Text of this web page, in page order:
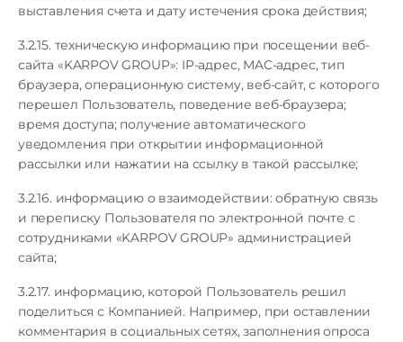
выставления счета и дату истечения срока действия;
3.2.15. техническую информацию при посещении веб-
сайта «KARPOV GROUP»: IP-адрес, MAC-адрес, тип
браузера, операционную систему, веб-сайт, с которого
перешел Пользователь, поведение веб-браузера;
время доступа; получение автоматического
уведомления при открытии информационной
рассылки или нажатии на ссылку в такой рассылке;
3.2.16. информацию о взаимодействии: обратную связь
и переписку Пользователя по электронной почте с
сотрудниками «KARPOV GROUP» администрацией
сайта;
3.2.17. информацию, которой Пользователь решил
поделиться с Компанией. Например, при оставлении
комментария в социальных сетях, заполнения опроса